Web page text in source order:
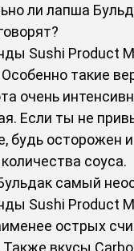
ли лапша
Sushi Product
такие
очень
Если ты не
будь осторожен
соуса.
самый
Sushi Product
острых
Также вкусы